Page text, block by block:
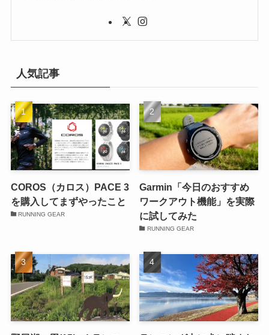
人気記事
COROS（カロス）PACE 3
を購入してまずやったこと
RUNNING GEAR
Garmin「今日のおすすめ
ワークアウト機能」を実際
に試してみた
RUNNING GEAR